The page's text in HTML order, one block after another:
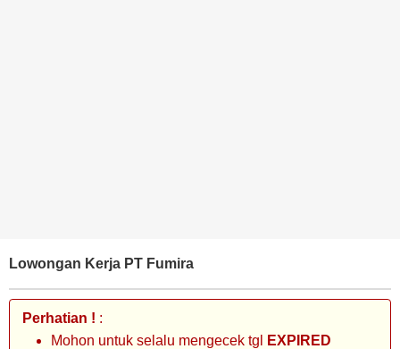
Lowongan Kerja PT Fumira
Perhatian ! :
Mohon untuk selalu mengecek tgl
EXPIRED